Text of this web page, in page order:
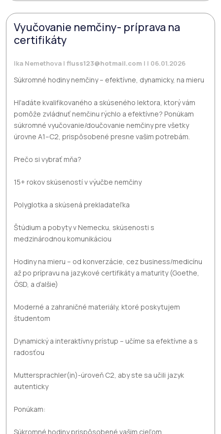
Vyučovanie nemčiny- príprava na
certifikáty
Ika Nemethova | fluss123@hotmail.com | | 06.01.2026
Súkromné hodiny nemčiny – efektívne, dynamicky, na mieru
Hľadáte kvalifikovaného a skúseného lektora, ktorý vám
pomôže zvládnuť nemčinu rýchlo a efektívne? Ponúkam
súkromné vyučovanie/doučovanie nemčiny pre všetky
úrovne A1–C2, prispôsobené presne vašim potrebám.
Prečo si vybrať mňa?
15+ rokov skúseností v výučbe nemčiny
Polyglotka a skúsená prekladateľka
Štúdium a pobyty v Nemecku, skúsenosti s
medzinárodnou komunikáciou
Hodiny na mieru – od konverzácie, cez business/medicínu
až po prípravu na jazykové certifikáty a maturity (Goethe,
ÖSD, a ďalšie)
Moderné a zahraničné materiály, ktoré poskytujem
študentom
Dynamický a interaktívny prístup – učíme sa efektívne a s
radosťou
Muttersprachler(in)-úroveň C2, aby ste sa učili jazyk
autenticky
Ponúkam:
Súkromné hodiny prispôsobené vašim cieľom